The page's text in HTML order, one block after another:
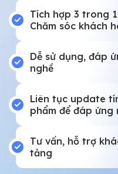
Tích hợp 3 trong
Chăm sóc khách
Dễ sử dụng, đáp
nghề
Liên tục update
phẩm để đáp ứng
Tư vấn, hỗ trợ
tảng